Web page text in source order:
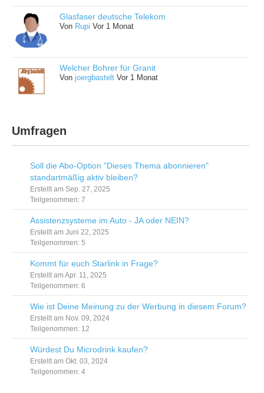
Glasfaser deutsche Telekom
Von Rupi Vor 1 Monat
Welcher Bohrer für Granit
Vonjoergbastelt Vor 1 Monat
Umfragen
Soll die Abo-Option "Dieses Thema abonnieren"
standartmäßig aktiv bleiben?
Erstellt am Sep. 27, 2025
Teilgenommen: 7
Assistenzsysteme im Auto - JA oder NEIN?
Erstellt am Juni 22, 2025
Teilgenommen: 5
Kommt für euch Starlink in Frage?
Erstellt am Apr. 11, 2025
Teilgenommen: 6
Wie ist Deine Meinung zu der Werbung in diesem Forum?
Erstellt am Nov. 09, 2024
Teilgenommen: 12
Würdest Du Microdrink kaufen?
Erstellt am Okt. 03, 2024
Teilgenommen: 4